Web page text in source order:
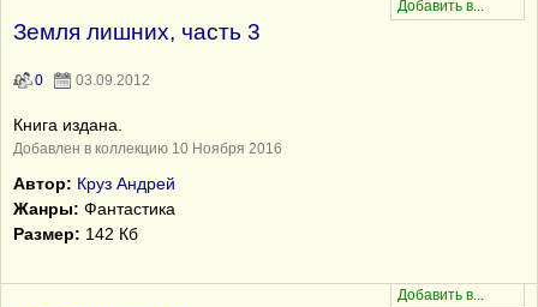
Земля лишних, часть 3
0 03.09.2012
Книга издана.
Добавлен в коллекцию 10 Ноября 2016
Автор: Круз Андрей
Жанры: Фантастика
Размер: 142 Кб